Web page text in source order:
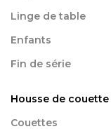
Linge de table
Enfants
Fin de série
Housse de couette
Couettes